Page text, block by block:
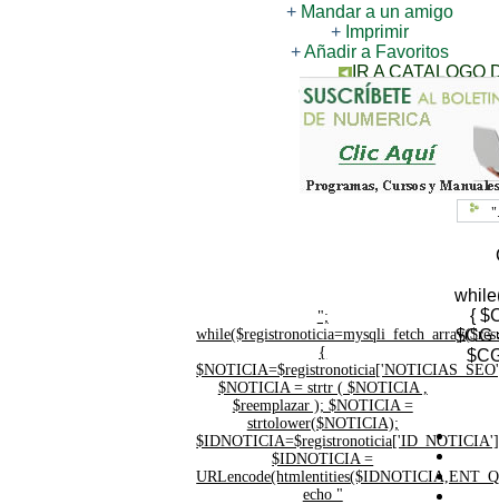
+ Mandar a un amigo
+ Imprimir
+Añadir a Favoritos
IR A CATALOGO
CONTACTANOS PARA
{
$CG
";
{
$NOTICIA = strtr ( $NOTICIA ,
$reemplazar ); $NOTICIA =
strtolower($NOTICIA);
$IDNOTICIA =
echo "